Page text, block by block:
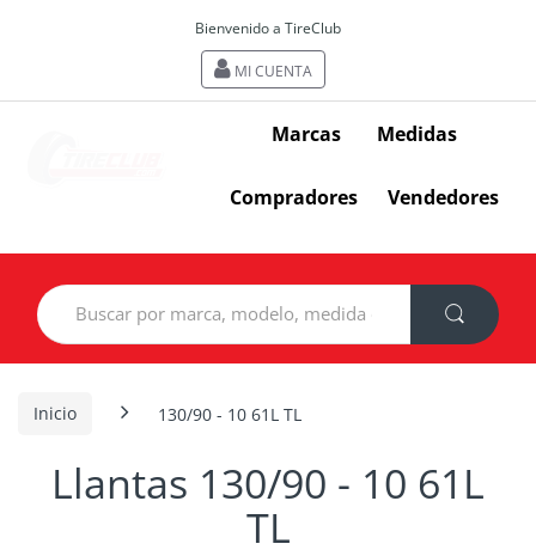
Bienvenido a TireClub
MI CUENTA
Marcas Medidas
Compradores Vendedores
Search
for:
Inicio 130/90 - 10 61L TL
Llantas 130/90 - 10 61L
TL